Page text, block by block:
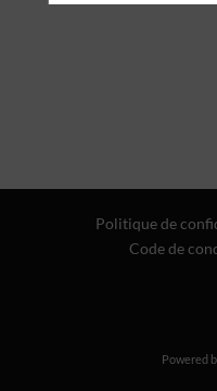
Politique de
Code de
Powered